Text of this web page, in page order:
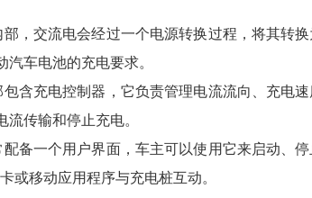
，交流电会经过一个电源转换过程，将其转
车电池的充电要求。
含充电控制器，它负责管理电流流向、充电
传输和停止充电。
备一个用户界面，车主可以使用它来启动、
卡或移动应用程序与充电桩互动。